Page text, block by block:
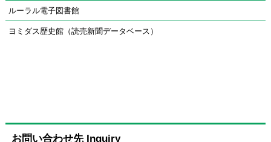
ルーラル電子図書館
ヨミダス歴史館（読売新聞データベース）
お問い合わせ先 Inquiry